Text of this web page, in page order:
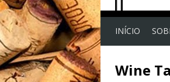
INÍCIO
Wine